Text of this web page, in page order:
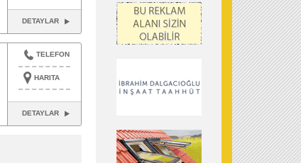
DETAYLAR
TELEFON
HARITA
DETAYLAR